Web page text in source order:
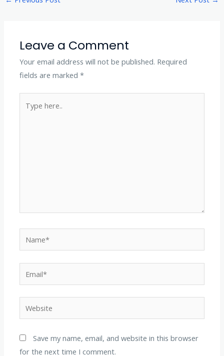
Leave a Comment
Your email address will not be published. Required
fields are marked*
here..
Website
Save my name, email, and website in this browser
for the next time I comment.